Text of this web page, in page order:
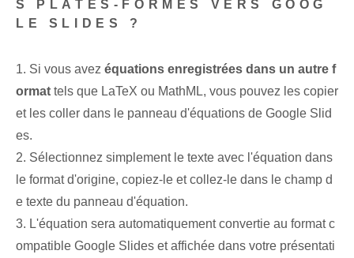
S PLATES-FORMES VERS GOOG
LE SLIDES ?
1. Si vous avez équations enregistrées dans un autre f
ormat tels que LaTeX ou MathML, vous pouvez les copier
et les coller dans le panneau d'équations de Google Slid
es.
2. Sélectionnez simplement le texte avec l'équation dans
le format d'origine, copiez-le et collez-le dans le champ d
e texte du panneau d'équation.
3. L'équation sera automatiquement convertie au format c
ompatible Google Slides et affichée dans votre présentati